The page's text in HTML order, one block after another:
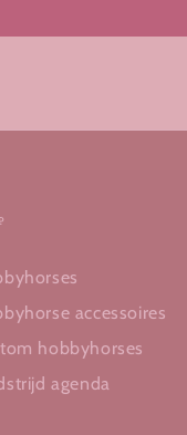
accessoires
hobbyhorses
agenda